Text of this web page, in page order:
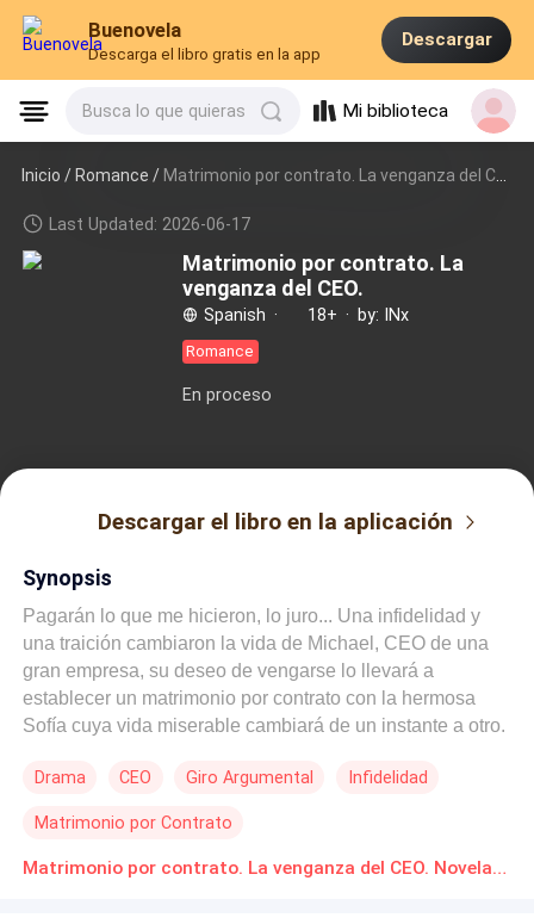
Buenovela
Descarga el libro gratis en la app
Descargar
Busca lo que quieras Mi biblioteca
Inicio /Romance / Matrimonio por contrato. La venganza del CEO.
Last Updated: 2026-06-17
Matrimonio por contrato. La
venganza del CEO.
Spanish · 18+ · by: INx
Romance
En proceso
Descargar el libro en la aplicación
Synopsis
Pagarán lo que me hicieron, lo juro... Una infidelidad y
una traición cambiaron la vida de Michael, CEO de una
gran empresa, su deseo de vengarse lo llevará a
establecer un matrimonio por contrato con la hermosa
Sofía cuya vida miserable cambiará de un instante a otro.
envolverá a esta joven pareja, ¿será posible que Sofía
amar? ¿Podrá Sofía perdonarle tantas mentiras y
secretos ocultos?
Drama CEO Giro Argumental Infidelidad
Matrimonio por Contrato
Matrimonio por contrato. La venganza del CEO. Novelas Online Descarga gratuita de PDF